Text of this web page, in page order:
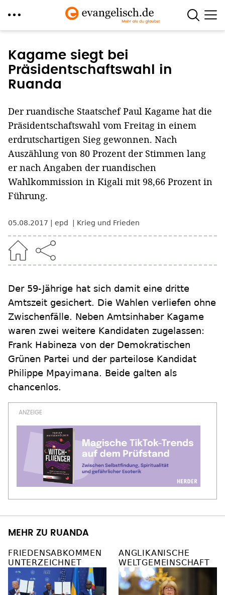
zum
Inhalt
Kagame siegt bei
Präsidentschaftswahl in
Ruanda
Der ruandische Staatschef Paul Kagame hat die
Präsidentschaftswahl vom Freitag in einem
erdrutschartigen Sieg gewonnen. Nach
Auszählung von 80 Prozent der Stimmen lang
er nach Angaben der ruandischen
Wahlkommission in Kigali mit 98,66 Prozent in
Führung.
05.08.2017 epd Krieg und Frieden
Der 59-Jährige hat sich damit eine dritte
Amtszeit gesichert. Die Wahlen verliefen ohne
Zwischenfälle. Neben Amtsinhaber Kagame
waren zwei weitere Kandidaten zugelassen:
Frank Habineza von der Demokratischen
Grünen Partei und der parteilose Kandidat
Philippe Mpayimana. Beide galten als
chancenlos.
MEHR ZU RUANDA
FRIEDENSABKOMMEN
UNTERZEICHNET
ANGLIKANISCHE
WELTGEMEINSCHAFT